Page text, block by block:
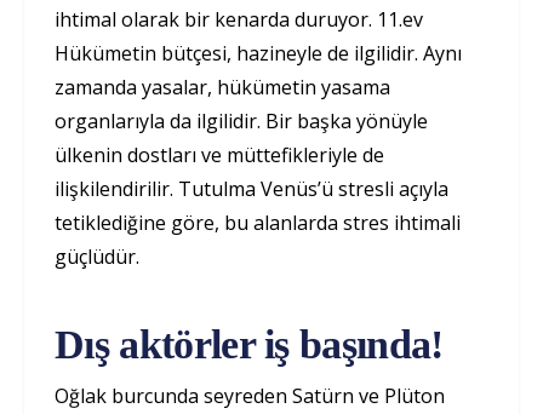
ihtimal olarak bir kenarda duruyor. 11.ev
Hükümetin bütçesi, hazineyle de ilgilidir. Aynı
zamanda yasalar, hükümetin yasama
organlarıyla da ilgilidir. Bir başka yönüyle
ülkenin dostları ve müttefikleriyle de
ilişkilendirilir. Tutulma Venüs’ü stresli açıyla
tetiklediğine göre, bu alanlarda stres ihtimali
güçlüdür.
Dış aktörler iş başında!
Oğlak burcunda seyreden Satürn ve Plüton